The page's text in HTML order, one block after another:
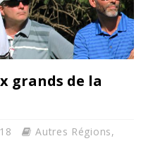
grands de la
Autres Régions,